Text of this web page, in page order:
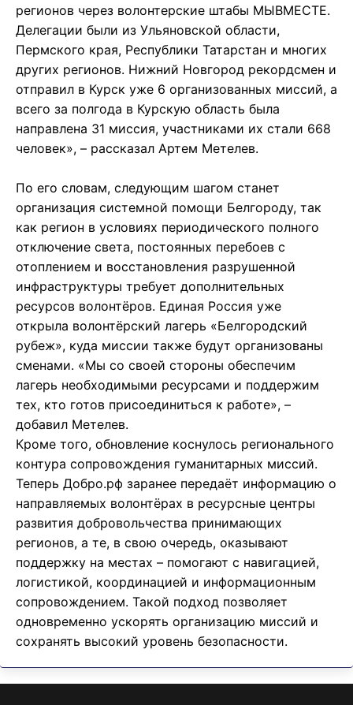
регионов через волонтерские штабы МЫВМЕСТЕ.
Делегации были из Ульяновской области,
Пермского края, Республики Татарстан и многих
других регионов. Нижний Новгород рекордсмен и
отправил в Курск уже 6 организованных миссий, а
всего за полгода в Курскую область была
направлена 31 миссия, участниками их стали 668
человек», – рассказал Артем Метелев.
По его словам, следующим шагом станет
организация системной помощи Белгороду, так
как регион в условиях периодического полного
отключение света, постоянных перебоев с
отоплением и восстановления разрушенной
инфраструктуры требует дополнительных
ресурсов волонтёров. Единая Россия уже
открыла волонтёрский лагерь «Белгородский
рубеж», куда миссии также будут организованы
сменами. «Мы со своей стороны обеспечим
лагерь необходимыми ресурсами и поддержим
тех, кто готов присоединиться к работе», –
добавил Метелев.
Кроме того, обновление коснулось регионального
контура сопровождения гуманитарных миссий.
Теперь Добро.рф заранее передаёт информацию о
направляемых волонтёрах в ресурсные центры
развития добровольчества принимающих
регионов, а те, в свою очередь, оказывают
поддержку на местах – помогают с навигацией,
логистикой, координацией и информационным
сопровождением. Такой подход позволяет
одновременно ускорять организацию миссий и
сохранять высокий уровень безопасности.